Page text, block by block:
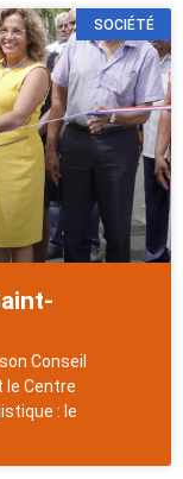
SOCIÉTÉ
Conseil
le Centre
: le